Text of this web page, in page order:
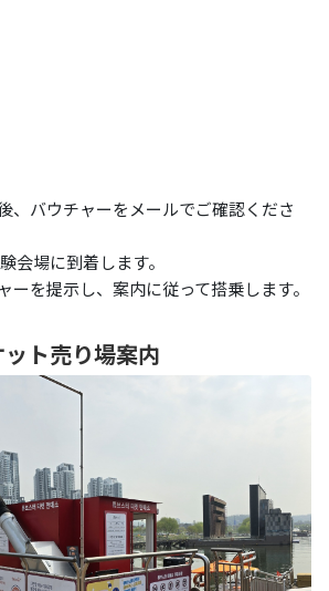
、バウチャーをメールでご確認くださ
会場に到着します。
ーを提示し、案内に従って搭乗します。
ト売り場案内